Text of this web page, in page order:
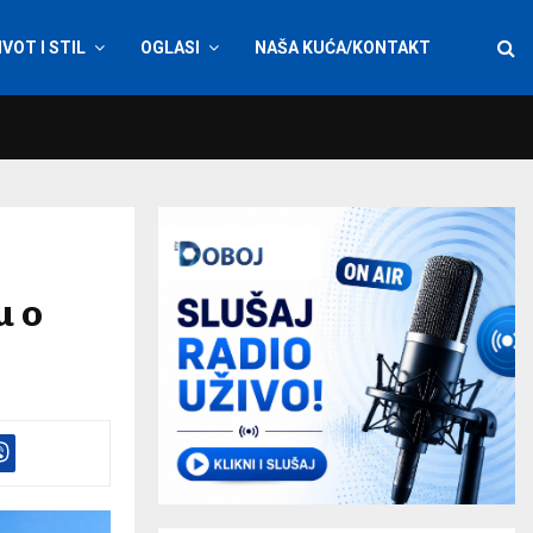
I STIL OGLASI NAŠA KUĆA/KONTAKT
o